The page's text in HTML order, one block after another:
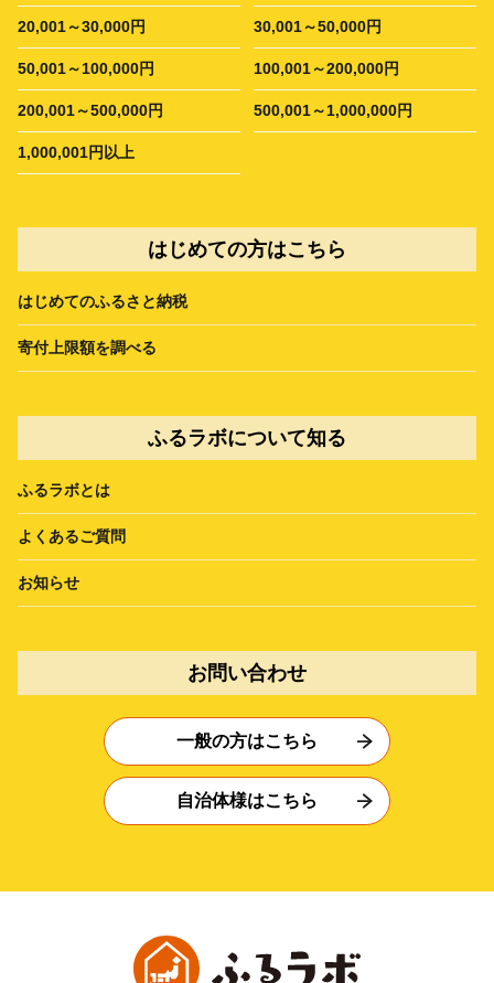
20,001～30,000円 30,001～50,000円
50,001～100,000円 100,001～200,000円
200,001～500,000円 500,001～1,000,000円
1,000,001円以上
はじめての方はこちら
はじめてのふるさと納税
寄付上限額を調べる
ふるラボについて知る
ふるラボとは
よくあるご質問
お知らせ
お問い合わせ
一般の方はこちら
自治体様はこちら